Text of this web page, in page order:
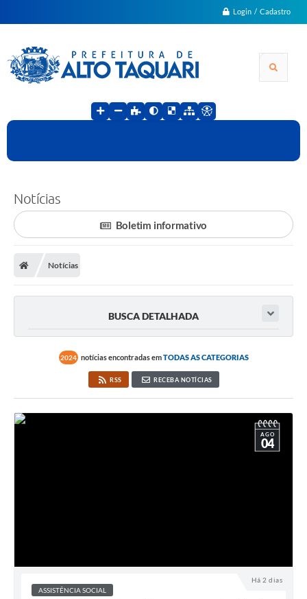
Login / Cadastro
Notícias
Boletim informativo
Notícias
BUSCA DETALHADA
2024 notícias encontradas emTODAS AS CATEGORIAS
RSS RECEBA NOTÍCIAS
Há 2 dias
AGO
04
ASSISTÊNCIA SOCIAL